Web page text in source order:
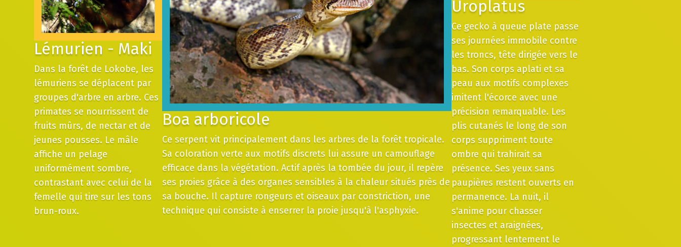
Lémurien - Maki
Dans la forêt de Lokobe, les
lémuriens se déplacent par
groupes d'arbre en arbre. Ces
primates se nourrissent de
fruits mûrs, de nectar et de
jeunes pousses. Le mâle
affiche un pelage
uniformément sombre,
contrastant avec celui de la
femelle qui tire sur les tons
brun-roux.
Boa arboricole
Ce serpent vit principalement dans les arbres de la forêt tropicale.
Sa coloration verte aux motifs discrets lui assure un camouflage
efficace dans la végétation. Actif après la tombée du jour, il repère
ses proies grâce à des organes sensibles à la chaleur situés près de
sa bouche. Il capture rongeurs et oiseaux par constriction, une
technique qui consiste à enserrer la proie jusqu'à l'asphyxie.
Uroplatus
Ce gecko à queue plate passe
ses journées immobile contre
les troncs, tête dirigée vers le
bas. Son corps aplati et sa
peau aux motifs complexes
imitent l'écorce avec une
précision remarquable. Les
plis cutanés le long de son
corps suppriment toute
ombre qui trahirait sa
présence. Ses yeux sans
paupières restent ouverts en
permanence. La nuit, il
s'anime pour chasser
insectes et araignées,
progressant lentement le